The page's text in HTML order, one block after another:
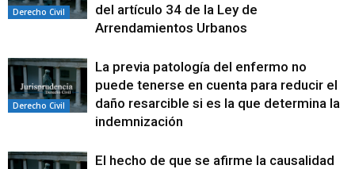
Derecho Civil
del artículo 34 de la Ley de
Arrendamientos Urbanos
Derecho Civil
La previa patología del enfermo no
puede tenerse en cuenta para reducir el
daño resarcible si es la que determina la
indemnización
El hecho de que se afirme la causalidad